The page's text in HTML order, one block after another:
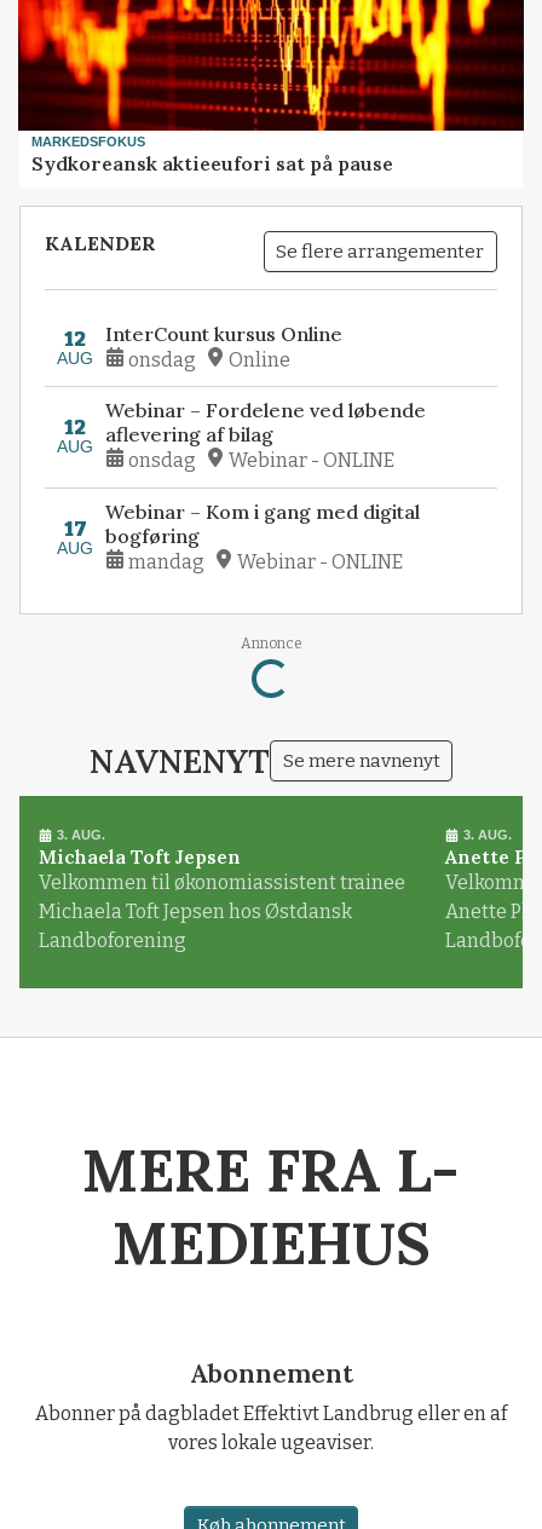
MARKEDSFOKUS
Sydkoreansk aktieeufori sat på pause
KALENDER Se flere arrangementer
12
AUG
InterCount kursus Online
onsdag Online
12
AUG
Webinar – Fordelene ved løbende
aflevering af bilag
onsdag Webinar - ONLINE
17
AUG
Webinar – Kom i gang med digital
bogføring
mandag Webinar - ONLINE
Annonce
Loading...
NAVNENYT Se mere navnenyt
3. AUG.
Michaela Toft Jepsen
Velkommen til økonomiassistent trainee
Michaela Toft Jepsen hos Østdansk
Landboforening
3. AUG.
Anette
Anette
MERE FRA L-
MEDIEHUS
Abonnement
Abonner på dagbladet Effektivt Landbrug eller en af
vores lokale ugeaviser.